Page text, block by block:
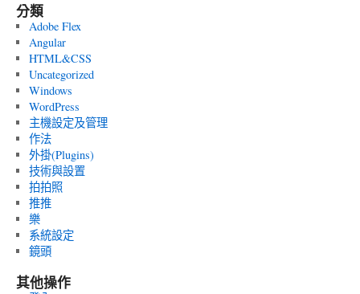
分類
Adobe Flex
Angular
HTML&CSS
Uncategorized
Windows
WordPress
主機設定及管理
作法
外掛(Plugins)
技術與設置
拍拍照
推推
樂
系統設定
鏡頭
其他操作